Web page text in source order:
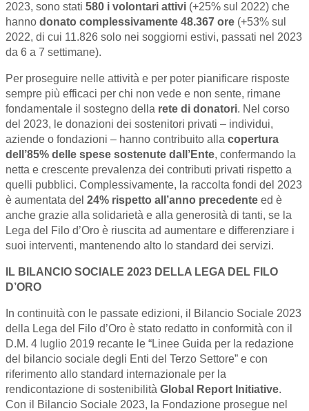
2023, sono stati 580 i volontari attivi (+25% sul 2022) che
hanno donato complessivamente 48.367 ore (+53% sul
2022, di cui 11.826 solo nei soggiorni estivi, passati nel 2023
da 6 a 7 settimane).
Per proseguire nelle attività e per poter pianificare risposte
sempre più efficaci per chi non vede e non sente, rimane
fondamentale il sostegno della rete di donatori. Nel corso
del 2023, le donazioni dei sostenitori privati – individui,
aziende o fondazioni – hanno contribuito alla copertura
dell’85% delle spese sostenute dall’Ente, confermando la
netta e crescente prevalenza dei contributi privati rispetto a
quelli pubblici. Complessivamente, la raccolta fondi del 2023
è aumentata del 24% rispetto all’anno precedente ed è
anche grazie alla solidarietà e alla generosità di tanti, se la
Lega del Filo d’Oro è riuscita ad aumentare e differenziare i
suoi interventi, mantenendo alto lo standard dei servizi.
IL BILANCIO SOCIALE 2023 DELLA LEGA DEL FILO
D’ORO
In continuità con le passate edizioni, il Bilancio Sociale 2023
della Lega del Filo d’Oro è stato redatto in conformità con il
D.M. 4 luglio 2019 recante le “Linee Guida per la redazione
del bilancio sociale degli Enti del Terzo Settore” e con
riferimento allo standard internazionale per la
rendicontazione di sostenibilità Global Report Initiative.
Con il Bilancio Sociale 2023, la Fondazione prosegue nel